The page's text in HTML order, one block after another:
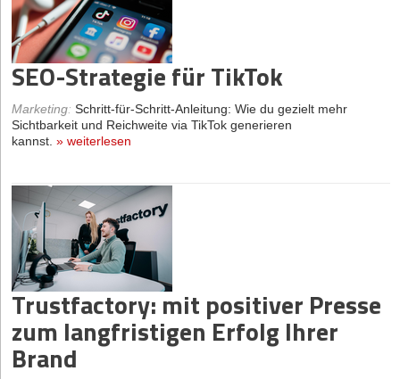
SEO-Strategie für TikTok
Marketing: Schritt-für-Schritt-Anleitung: Wie du gezielt mehr
Sichtbarkeit und Reichweite via TikTok generieren
kannst. » weiterlesen
Trustfactory: mit positiver Presse
zum langfristigen Erfolg Ihrer
Brand